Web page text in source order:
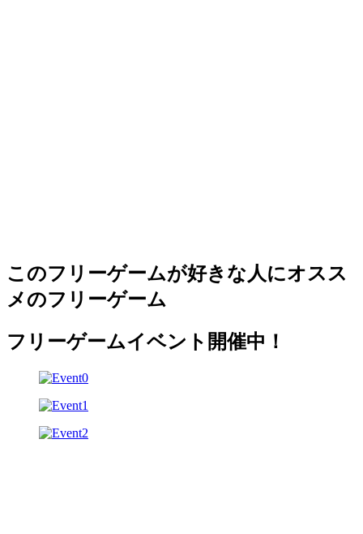
このフリーゲームが好きな人にオスス
メのフリーゲーム
フリーゲームイベント開催中！